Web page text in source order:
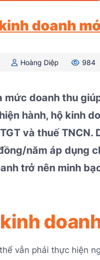
doanh
Hoàng Diệp 984
doanh thu
hành, hộ kinh
và thuế
năm áp dụng
trở nên minh
vẫn phải thực hiện